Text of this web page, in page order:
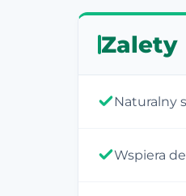
Zalety
Naturalny
Wspiera